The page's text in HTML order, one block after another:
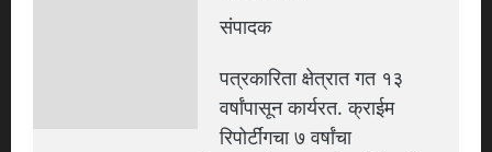
संपादक
पत्रकारिता क्षेत्रात गत १३
वर्षांपासून कार्यरत. क्राईम
रिपोर्टींगचा ७ वर्षांचा